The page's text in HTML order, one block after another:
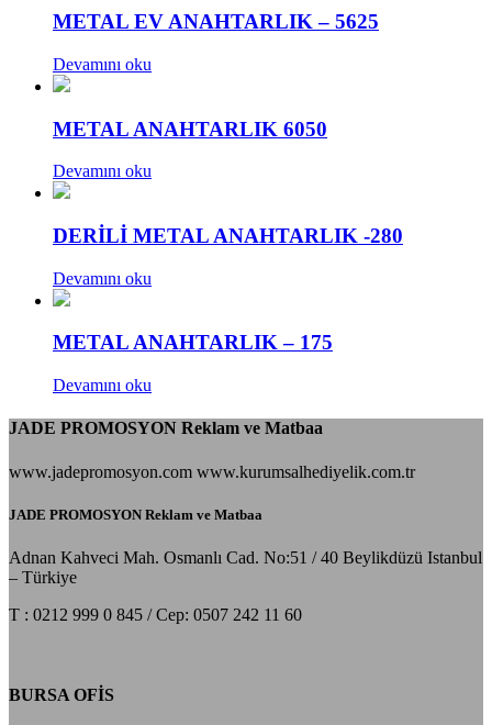
METAL EV ANAHTARLIK – 5625
Devamını oku
METAL ANAHTARLIK 6050
Devamını oku
DERİLİ METAL ANAHTARLIK -280
Devamını oku
METAL ANAHTARLIK – 175
Devamını oku
JADE PROMOSYON Reklam ve Matbaa
www.jadepromosyon.com www.kurumsalhediyelik.com.tr
JADE PROMOSYON Reklam ve Matbaa
Adnan Kahveci Mah. Osmanlı Cad. No:51 / 40 Beylikdüzü Istanbul
– Türkiye
T : 0212 999 0 845 / Cep: 0507 242 11 60
BURSA OFİS